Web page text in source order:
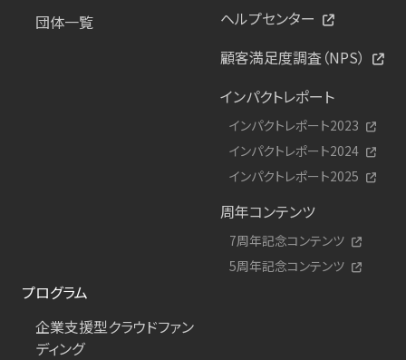
団体一覧
ヘルプセンター
顧客満足度調査（NPS）
インパクトレポート
インパクトレポート2023
インパクトレポート2024
インパクトレポート2025
周年コンテンツ
7周年記念コンテンツ
5周年記念コンテンツ
プログラム
企業支援型クラウドファン
ディング